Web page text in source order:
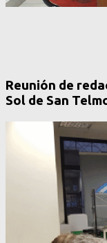
Reunión de
Sol de San